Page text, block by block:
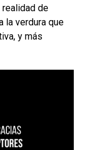
realidad de
la verdura que
y más